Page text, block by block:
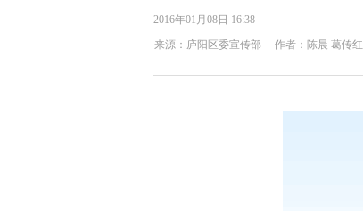
2016年01月08日 16:38
来源：庐阳区委宣传部 作者：陈晨 葛传红